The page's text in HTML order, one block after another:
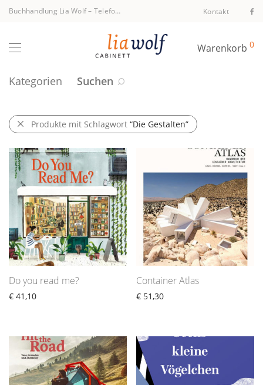
Buchhandlung Lia Wolf– Telefon +43 1 512 40 94 Kontakt
Warenkorb 0
Kategorien Suchen
Produkte mit Schlagwort “Die Gestalten”
Do you read me?
€ 41,10
Container Atlas
€ 51,30